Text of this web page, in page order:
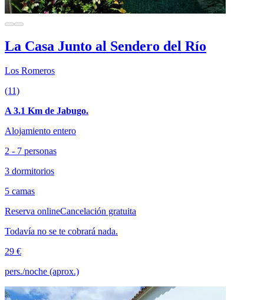
La Casa Junto al Sendero del Río
Los Romeros
(11)
A 3.1 Km de Jabugo.
Alojamiento entero
2 - 7 personas
3 dormitorios
5 camas
Reserva onlineCancelación gratuita
Todavía no se te cobrará nada.
29 €
pers./noche (aprox.)